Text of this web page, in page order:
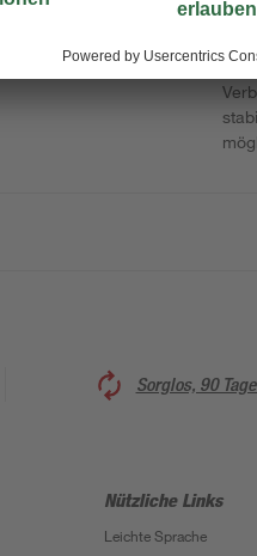
Sorglos, 90
Nützliche Links
Leichte Sprache